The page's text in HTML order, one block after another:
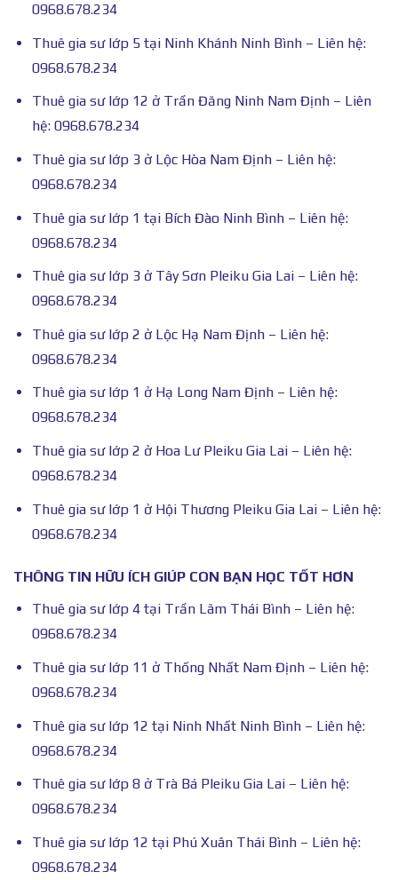
0968.678.234
Thuê gia sư lớp 5 tại Ninh Khánh Ninh Bình – Liên hệ:
0968.678.234
Thuê gia sư lớp 12 ở Trần Đăng Ninh Nam Định – Liên
hệ: 0968.678.234
Thuê gia sư lớp 3 ở Lộc Hòa Nam Định – Liên hệ:
0968.678.234
Thuê gia sư lớp 1 tại Bích Đào Ninh Bình – Liên hệ:
0968.678.234
Thuê gia sư lớp 3 ở Tây Sơn Pleiku Gia Lai – Liên hệ:
0968.678.234
Thuê gia sư lớp 2 ở Lộc Hạ Nam Định – Liên hệ:
0968.678.234
Thuê gia sư lớp 1 ở Hạ Long Nam Định – Liên hệ:
0968.678.234
Thuê gia sư lớp 2 ở Hoa Lư Pleiku Gia Lai – Liên hệ:
0968.678.234
Thuê gia sư lớp 1 ở Hội Thương Pleiku Gia Lai – Liên hệ:
0968.678.234
THÔNG TIN HỮU ÍCH GIÚP CON BẠN HỌC TỐT HƠN
Thuê gia sư lớp 4 tại Trần Lãm Thái Bình – Liên hệ:
0968.678.234
Thuê gia sư lớp 11 ở Thống Nhất Nam Định – Liên hệ:
0968.678.234
Thuê gia sư lớp 12 tại Ninh Nhất Ninh Bình – Liên hệ:
0968.678.234
Thuê gia sư lớp 8 ở Trà Bá Pleiku Gia Lai – Liên hệ:
0968.678.234
Thuê gia sư lớp 12 tại Phú Xuân Thái Bình – Liên hệ:
0968.678.234